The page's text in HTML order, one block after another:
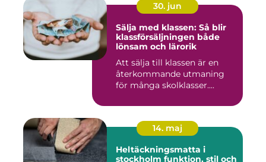
30. jun
Sälja med klassen: Så blir
klassförsäljningen både
lönsam och lärorik
Att sälja till klassen är en
återkommande utmaning
för många skolklasser....
14. maj
Heltäckningsmatta i
stockholm funktion, stil och